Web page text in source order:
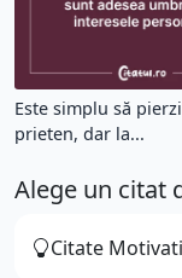
Este simplu să
prieten, dar la...
Alege un citat
Citate